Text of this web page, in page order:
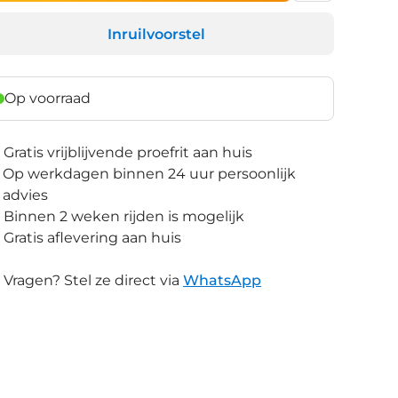
Inruilvoorstel
Op voorraad
Gratis vrijblijvende proefrit aan huis
Op werkdagen binnen 24 uur persoonlijk
advies
Binnen 2 weken rijden is mogelijk
Gratis aflevering aan huis
Vragen? Stel ze direct via WhatsApp